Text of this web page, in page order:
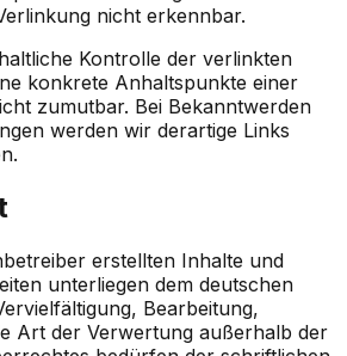
nicht erkennbar.
Kontrolle der verlinkten
konkrete Anhaltspunkte einer
zumutbar. Bei Bekanntwerden
werden wir derartige Links
erstellten Inhalte und
unterliegen dem deutschen
Bearbeitung,
Art der Verwertung außerhalb der